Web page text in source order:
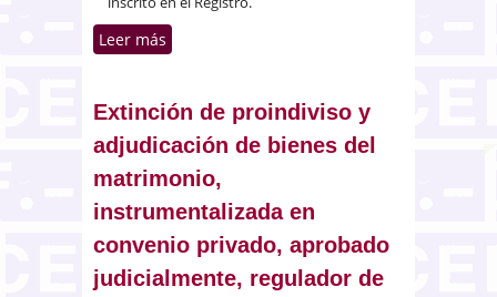
Leer más
documentos privados
Extinción de proindiviso y
adjudicación de bienes del
matrimonio,
instrumentalizada en
convenio privado, aprobado
judicialmente, regulador de